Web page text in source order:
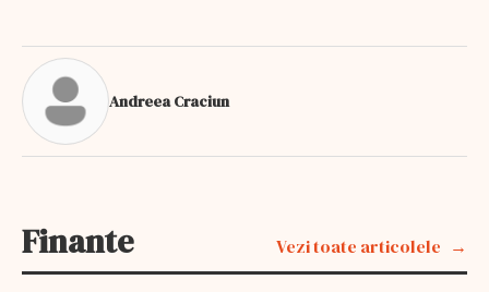
Andreea Craciun
Finante Vezi toate articolele